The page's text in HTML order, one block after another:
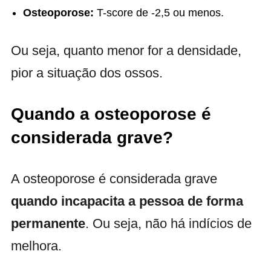
Osteoporose: T-score de -2,5 ou menos.
Ou seja, quanto menor for a densidade,
pior a situação dos ossos.
Quando a osteoporose é
considerada grave?
A osteoporose é considerada grave
quando incapacita a pessoa de forma
permanente. Ou seja, não há indícios de
melhora.